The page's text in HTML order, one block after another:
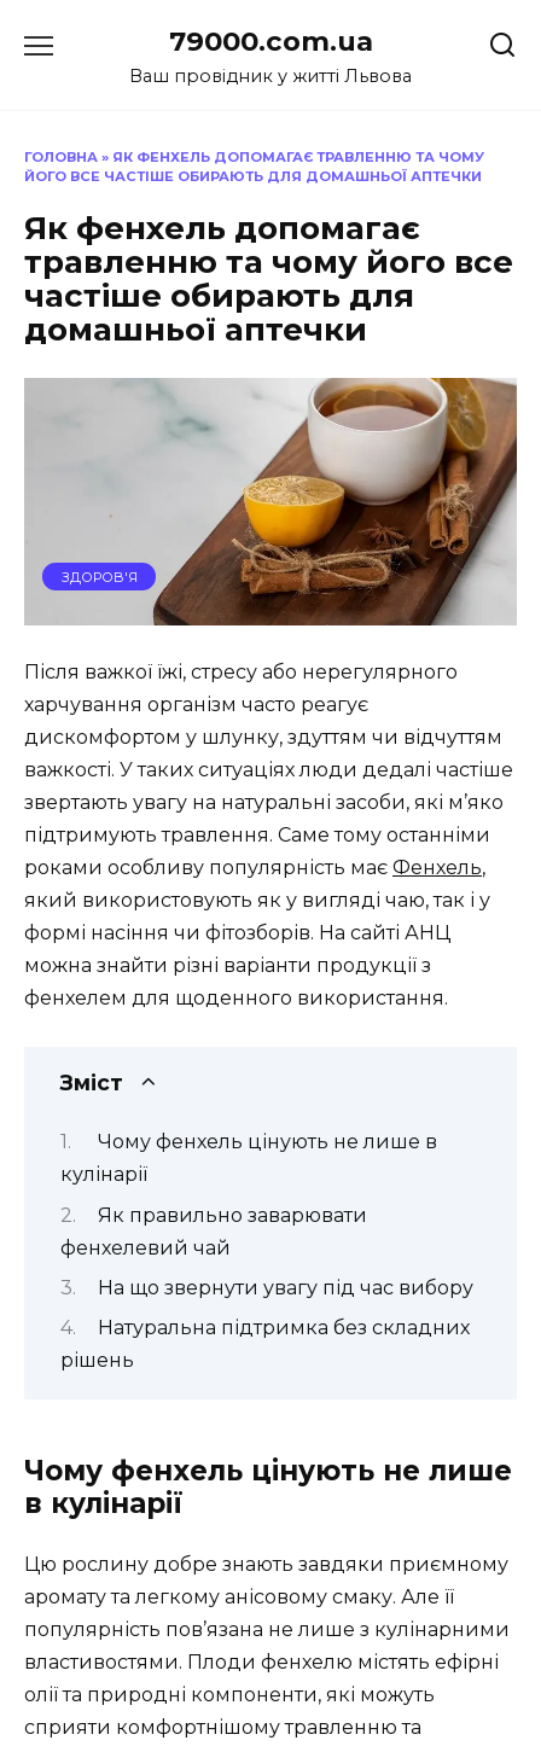
до
79000.com.ua
Ваш провідник у житті Львова
ГОЛОВНА » ЯК ФЕНХЕЛЬ ДОПОМАГАЄ ТРАВЛЕННЮ ТА ЧОМУ
ЙОГО ВСЕ ЧАСТІШЕ ОБИРАЮТЬ ДЛЯ ДОМАШНЬОЇ АПТЕЧКИ
Як фенхель допомагає
травленню та чому його все
частіше обирають для
домашньої аптечки
ЗДОРОВ'Я
Після важкої їжі, стресу або нерегулярного
харчування організм часто реагує
дискомфортом у шлунку, здуттям чи відчуттям
важкості. У таких ситуаціях люди дедалі частіше
звертають увагу на натуральні засоби, які м’яко
підтримують травлення. Саме тому останніми
роками особливу популярність має Фенхель,
який використовують як у вигляді чаю, так і у
формі насіння чи фітозборів. На сайті АНЦ
можна знайти різні варіанти продукції з
фенхелем для щоденного використання.
Зміст
Чому фенхель цінують не лише в
кулінарії
Як правильно заварювати
фенхелевий чай
На що звернути увагу під час вибору
Натуральна підтримка без складних
рішень
Чому фенхель цінують не лише
в кулінарії
Цю рослину добре знають завдяки приємному
аромату та легкому анісовому смаку. Але її
популярність пов’язана не лише з кулінарними
властивостями. Плоди фенхелю містять ефірні
олії та природні компоненти, які можуть
сприяти комфортнішому травленню та